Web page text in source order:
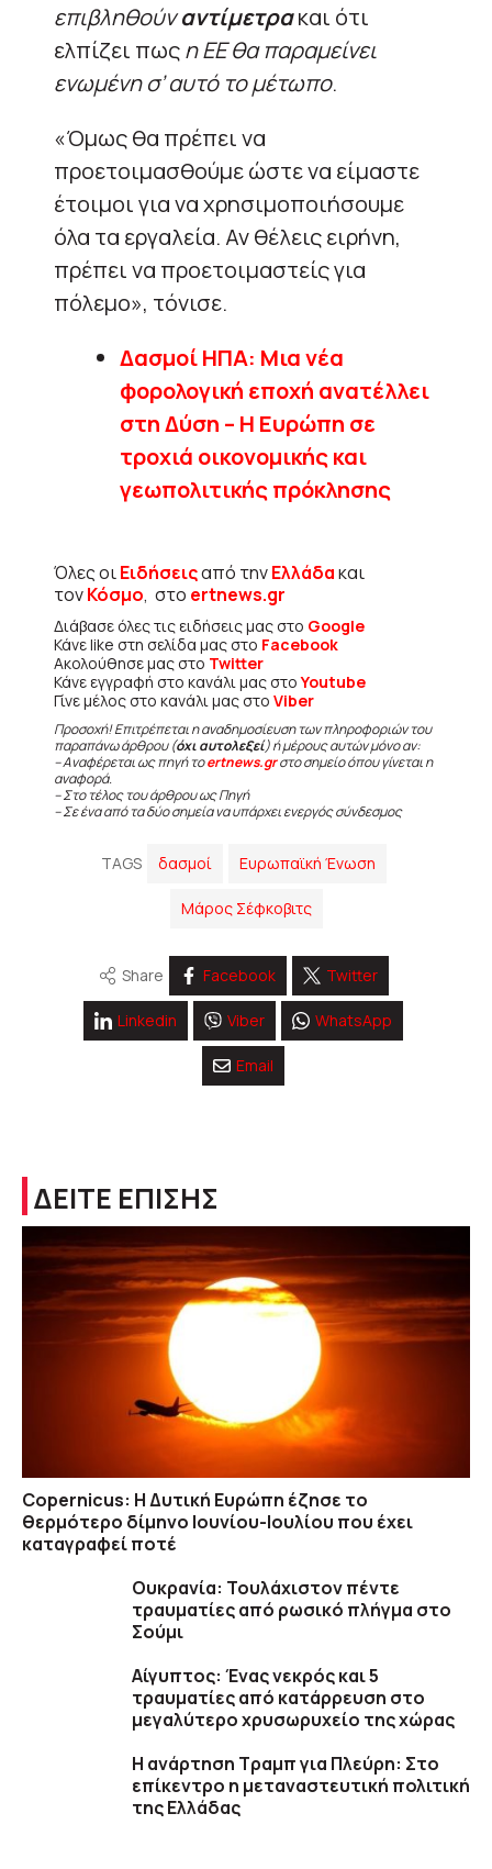
επιβληθούναντίμετρακαι ότι
ελπίζει πωςη ΕΕ θα παραμείνει
ενωμένη σ’ αυτό το μέτωπο.
«Όμως θα πρέπει να
προετοιμασθούμε ώστε να είμαστε
έτοιμοι για να χρησιμοποιήσουμε
όλα τα εργαλεία. Αν θέλεις ειρήνη,
πρέπει να προετοιμαστείς για
πόλεμο», τόνισε.
Δασμοί ΗΠΑ: Μια νέα
φορολογική εποχή ανατέλλει
στη Δύση – Η Ευρώπη σε
τροχιά οικονομικής και
γεωπολιτικής πρόκλησης
Όλες οιΕιδήσειςαπό τηνΕλλάδακαι
τονΚόσμο, στο ertnews.gr
Διάβασε όλες τις ειδήσεις μας στο Google
Κάνε like στη σελίδα μας στο Facebook
Ακολούθησε μας στο Twitter
Κάνε εγγραφή στο κανάλι μας στοYoutube
Γίνε μέλος στο κανάλι μας στο Viber
Προσοχή! Επιτρέπεται η αναδημοσίευση των πληροφοριών του
παραπάνω άρθρου (όχι αυτολεξεί) ή μέρους αυτών μόνο αν:
– Αναφέρεται ως πηγή τοertnews.grστο σημείο όπου γίνεται η
αναφορά.
– Στο τέλος του άρθρου ως Πηγή
– Σε ένα από τα δύο σημεία να υπάρχει ενεργός σύνδεσμος
TAGS δασμοί Ευρωπαϊκή Ένωση
Μάρος Σέφκοβιτς
Share Facebook Twitter
Linkedin Viber WhatsApp
Email
ΔΕΙΤΕ ΕΠΙΣΗΣ
Copernicus: H Δυτική Ευρώπη έζησε το
θερμότερο δίμηνο Ιουνίου-Ιουλίου που έχει
καταγραφεί ποτέ
Ουκρανία: Τουλάχιστον πέντε
τραυματίες από ρωσικό πλήγμα στο
Σούμι
Αίγυπτος: Ένας νεκρός και 5
τραυματίες από κατάρρευση στο
μεγαλύτερο χρυσωρυχείο της χώρας
Η ανάρτηση Τραμπ για Πλεύρη: Στο
επίκεντρο η μεταναστευτική πολιτική
της Ελλάδας